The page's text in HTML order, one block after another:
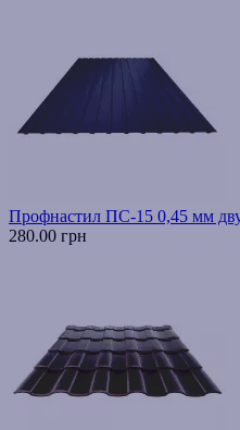
Профнастил ПС-15 0,45 мм
280.00 грн